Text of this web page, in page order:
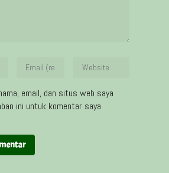
email, dan situs web saya
ini untuk komentar saya